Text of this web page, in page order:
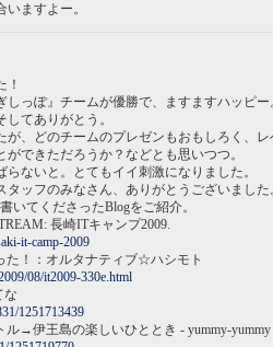
ますよー。
！
っぽ』チームが優勝で、ますますハッピー
てありがとう。
、どのチームのプレゼンもおもしろく、レ
できただろうか？などとも思いつつ。
ないと。とてもイイ刺激になりました。
ッフのみなさん、ありがとうございました
いてくださったBlogをご紹介。
長崎ITキャンプ2009.
it-camp-2009
た！：オルタナティブ☆ハシモト
08/it2009-330e.html
な
1251713439
→伊王島の楽しいひととき - yummy-yummy